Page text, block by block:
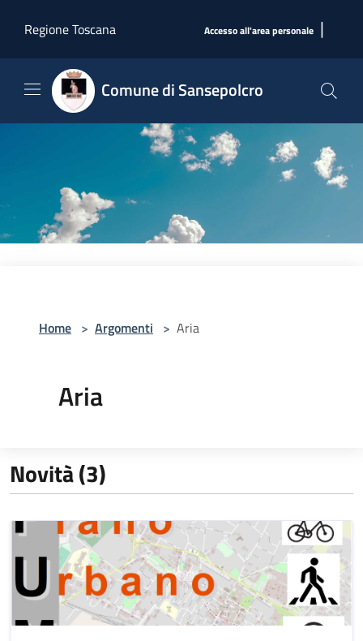
Regione Toscana
Accesso all'area personale |
Comune di Sansepolcro
Home > Argomenti > Aria
Aria
Novità (3)